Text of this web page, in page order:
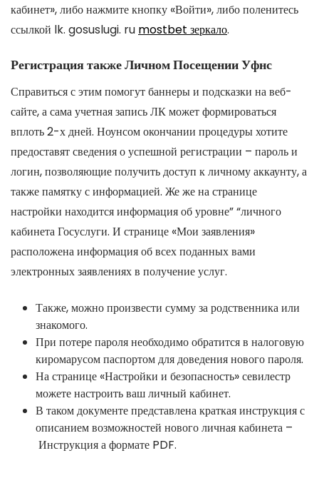
кабинет», либо нажмите кнопку «Войти», либо поленитесь
ссылкой lk. gosuslugi. ru mostbet зеркало.
Регистрация также Личном Посещении Уфнс
Справиться с этим помогут баннеры и подсказки на веб-
сайте, а сама учетная запись ЛК может формироваться
вплоть 2-х дней. Ноунсом окончании процедуры хотите
предоставят сведения о успешной регистрации – пароль и
логин, позволяющие получить доступ к личному аккаунту, а
также памятку с информацией. Же же на странице
настройки находится информация об уровне” “личного
кабинета Госуслуги. И странице «Мои заявления»
расположена информация об всех поданных вами
электронных заявлениях в получение услуг.
Также, можно произвести сумму за родственника или
знакомого.
При потере пароля необходимо обратится в налоговую
киромарусом паспортом для доведения нового пароля.
На странице «Настройки и безопасность» севилестр
можете настроить ваш личный кабинет.
В таком документе представлена краткая инструкция с
описанием возможностей нового личная кабинета –
Инструкция а формате PDF.